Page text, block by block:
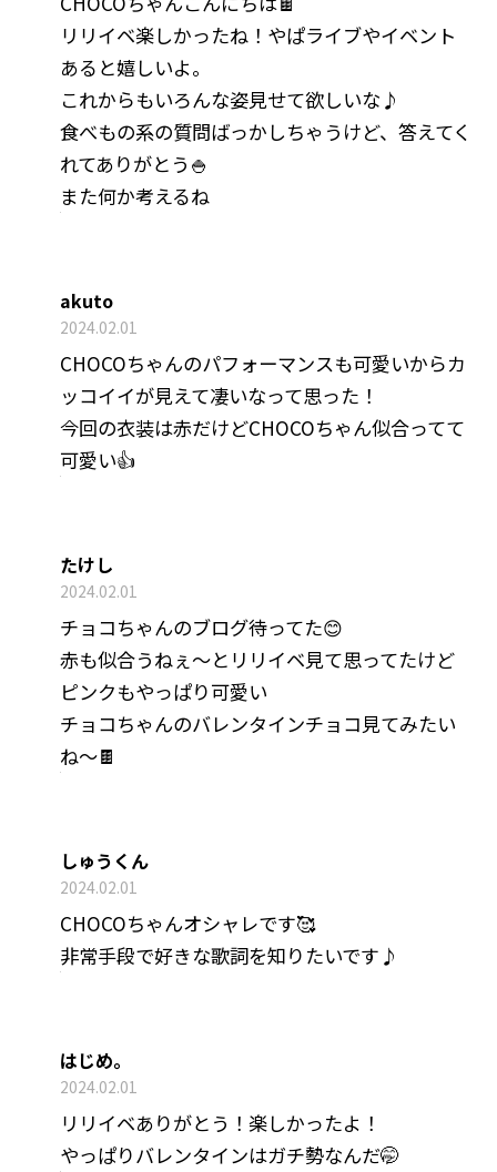
リリイベ楽しかったね！やぱライブやイベント
あると嬉しいよ。
これからもいろんな姿見せて欲しいな♪
食べもの系の質問ばっかしちゃうけど、答えてく
れてありがとう🍚
また何か考えるね
akuto
2024.02.01
CHOCOちゃんのパフォーマンスも可愛いからカ
ッコイイが見えて凄いなって思った！
今回の衣装は赤だけどCHOCOちゃん似合ってて
可愛い👍
たけし
2024.02.01
チョコちゃんのブログ待ってた😊
赤も似合うねぇ～とリリイベ見て思ってたけど
ピンクもやっぱり可愛い
チョコちゃんのバレンタインチョコ見てみたい
ね～🍫
しゅうくん
2024.02.01
CHOCOちゃんオシャレです🥰
非常手段で好きな歌詞を知りたいです♪
はじめ。
2024.02.01
リリイベありがとう！楽しかったよ！
やっぱりバレンタインはガチ勢なんだ🤭